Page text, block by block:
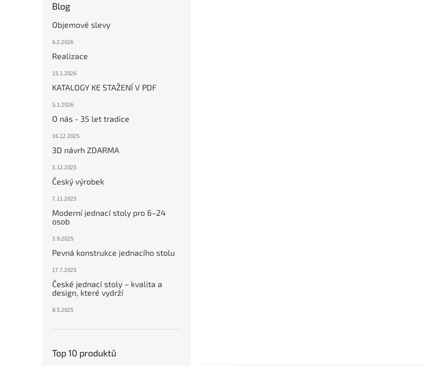
Blog
Objemové slevy
6.2.2026
Realizace
15.1.2026
KATALOGY KE STAŽENÍ V PDF
5.1.2026
O nás - 35 let tradice
16.12.2025
3D návrh ZDARMA
3.12.2025
Český výrobek
7.11.2025
Moderní jednací stoly pro 6–24
osob
3.9.2025
Pevná konstrukce jednacího stolu
17.7.2025
České jednací stoly – kvalita a
design, které vydrží
8.5.2025
Top 10 produktů